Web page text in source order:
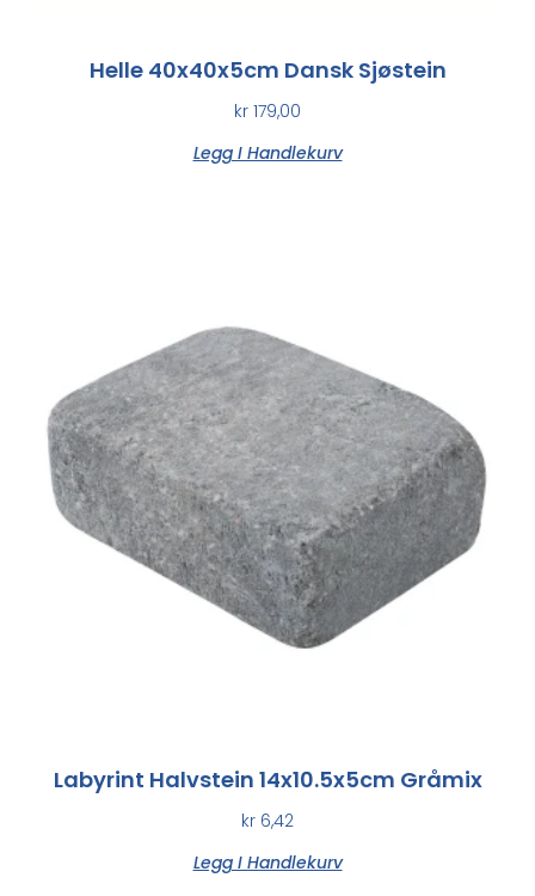
Helle 40x40x5cm Dansk Sjøstein
kr 179,00
Legg I Handlekurv
Labyrint Halvstein 14x10.5x5cm Gråmix
kr 6,42
Legg I Handlekurv